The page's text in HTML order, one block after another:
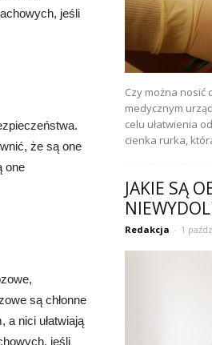
jeśli
że są one
one
są chłonne
a nici ułatwiają
jeśli
Czy można nosić
medycznym
celu ułatwienia
cienka rurka,
JAKIE SĄ
Redakcja - 1